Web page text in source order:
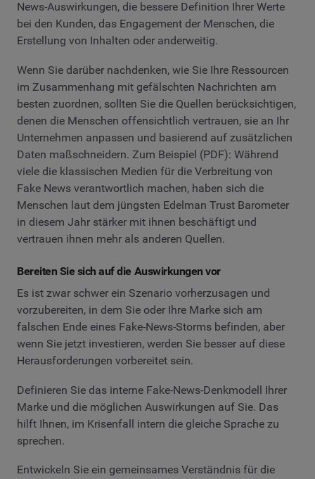
News-Auswirkungen, die bessere Definition Ihrer Werte
bei den Kunden, das Engagement der Menschen, die
Erstellung von Inhalten oder anderweitig.
Wenn Sie darüber nachdenken, wie Sie Ihre Ressourcen
im Zusammenhang mit gefälschten Nachrichten am
besten zuordnen, sollten Sie die Quellen berücksichtigen,
denen die Menschen offensichtlich vertrauen, sie an Ihr
Unternehmen anpassen und basierend auf zusätzlichen
Daten maßschneidern. Zum Beispiel (PDF): Während
viele die klassischen Medien für die Verbreitung von
Fake News verantwortlich machen, haben sich die
Menschen laut dem jüngsten Edelman Trust Barometer
in diesem Jahr stärker mit ihnen beschäftigt und
vertrauen ihnen mehr als anderen Quellen.
Bereiten Sie sich auf die Auswirkungen vor
Es ist zwar schwer ein Szenario vorherzusagen und
vorzubereiten, in dem Sie oder Ihre Marke sich am
falschen Ende eines Fake-News-Storms befinden, aber
wenn Sie jetzt investieren, werden Sie besser auf diese
Herausforderungen vorbereitet sein.
Definieren Sie das interne Fake-News-Denkmodell Ihrer
Marke und die möglichen Auswirkungen auf Sie. Das
hilft Ihnen, im Krisenfall intern die gleiche Sprache zu
sprechen.
Entwickeln Sie ein gemeinsames Verständnis für die